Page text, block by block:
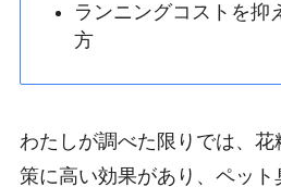
ランニングコストを抑
方
わたしが調べた限りでは、
策に高い効果があり、ペット